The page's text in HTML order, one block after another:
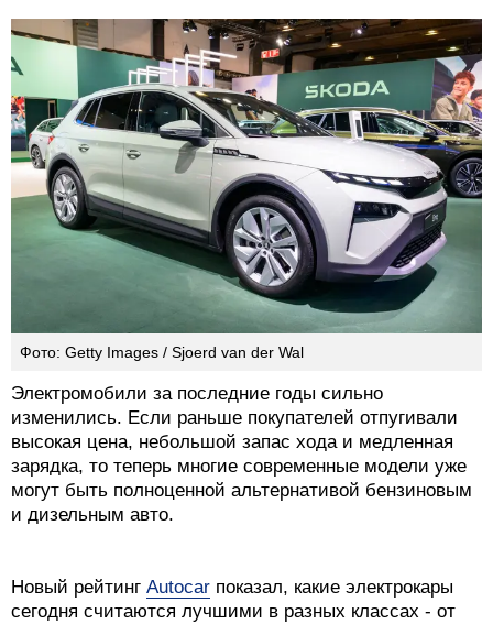
Фото: Getty Images / Sjoerd van der Wal
Электромобили за последние годы сильно
изменились. Если раньше покупателей отпугивали
высокая цена, небольшой запас хода и медленная
зарядка, то теперь многие современные модели уже
могут быть полноценной альтернативой бензиновым
и дизельным авто.
Новый рейтинг Autocar показал, какие электрокары
сегодня считаются лучшими в разных классах - от